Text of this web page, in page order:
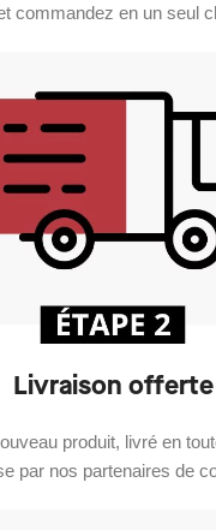
commandez en un seul
Livraison offerte
produit, livré en
par nos partenaires de